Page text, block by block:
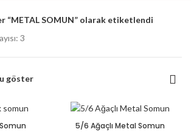
“METAL SOMUN” olarak etiketlendi
3
göster
5/6 Ağaçlı Metal Somun